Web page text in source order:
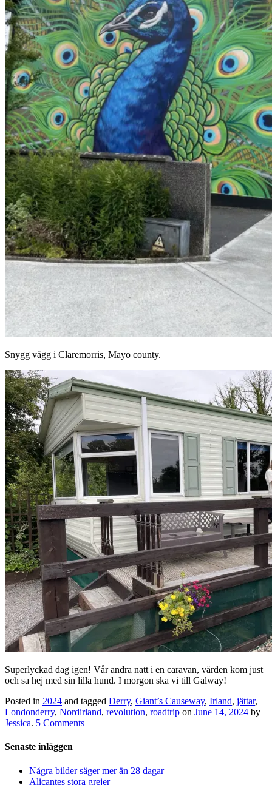
Snygg vägg i Claremorris, Mayo county.
Superlyckad dag igen! Vår andra natt i en caravan, värden kom just
och sa hej med sin lilla hund. I morgon ska vi till Galway!
Posted in 2024 and tagged Derry, Giant’s Causeway, Irland, jättar,
Londonderry, Nordirland, revolution, roadtrip on June 14, 2024 by
Jessica. 5 Comments
Senaste inläggen
Några bilder säger mer än 28 dagar
Alicantes stora grejer